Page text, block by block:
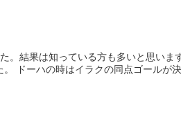
。結果は知っている方も多いと思い
ました